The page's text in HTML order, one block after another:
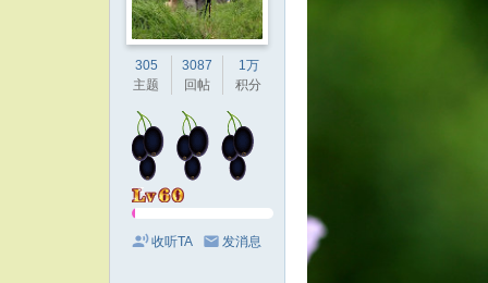
305
主题
3087
回帖
1万
积分
收听TA 发消息